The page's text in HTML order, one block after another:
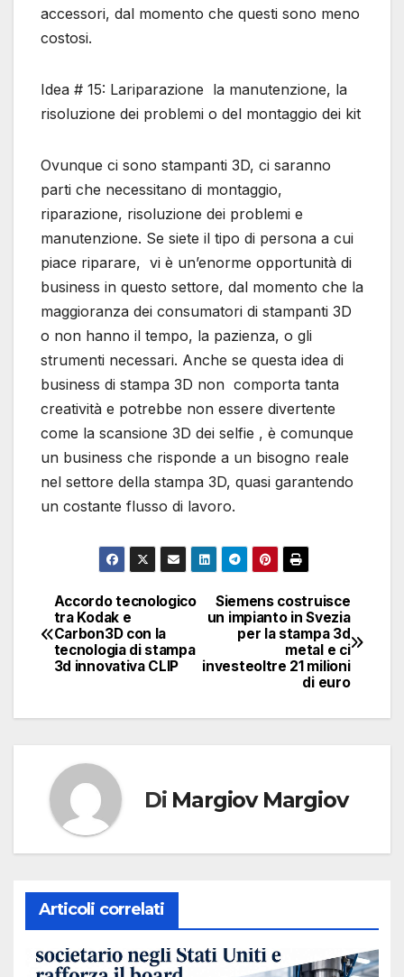
accessori, dal momento che questi sono meno
costosi.
Idea # 15: Lariparazione la manutenzione, la
risoluzione dei problemi o del montaggio dei kit
Ovunque ci sono stampanti 3D, ci saranno
parti che necessitano di montaggio,
riparazione, risoluzione dei problemi e
manutenzione. Se siete il tipo di persona a cui
piace riparare, vi è un’enorme opportunità di
business in questo settore, dal momento che la
maggioranza dei consumatori di stampanti 3D
o non hanno il tempo, la pazienza, o gli
strumenti necessari. Anche se questa idea di
business di stampa 3D non comporta tanta
creatività e potrebbe non essere divertente
come la scansione 3D dei selfie , è comunque
un business che risponde a un bisogno reale
nel settore della stampa 3D, quasi garantendo
un costante flusso di lavoro.
Navigazione
articoli
Siemens costruisce
un impianto in Svezia
per la stampa 3d
metal e ci
investeoltre 21 milioni
di euro
Accordo tecnologico
tra Kodak e
Carbon3D con la
tecnologia di stampa
3d innovativa CLIP
Di Margiov Margiov
Articoli correlati